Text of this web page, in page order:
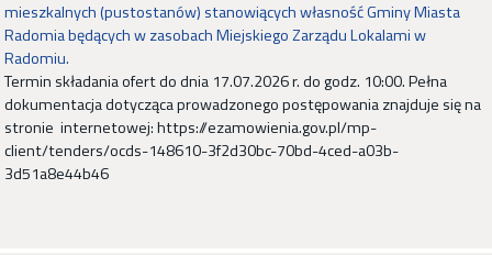
mieszkalnych (pustostanów) stanowiących własność Gminy Miasta
Radomia będących w zasobach Miejskiego Zarządu Lokalami w
Radomiu.
Termin składania ofert do dnia 17.07.2026 r. do godz. 10:00. Pełna
dokumentacja dotycząca prowadzonego postępowania znajduje się na
stronie internetowej: https://ezamowienia.gov.pl/mp-
client/tenders/ocds-148610-3f2d30bc-70bd-4ced-a03b-
3d51a8e44b46